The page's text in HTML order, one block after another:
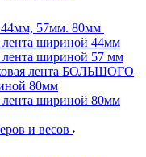
44мм, 57мм. 80мм
лента шириной 44мм
лента шириной 57 мм
лента БОЛЬШОГО
80мм
лента шириной 80мм
и весов